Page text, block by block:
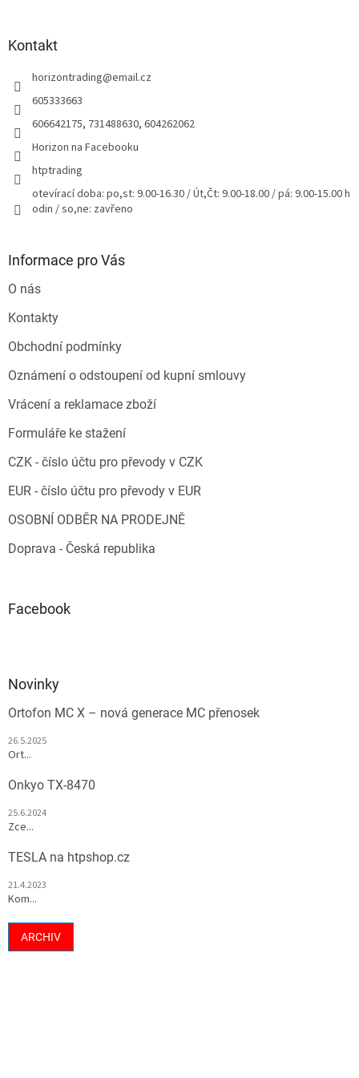
k
p
Kontakt
horizontrading@email.cz
605333663
606642175, 731488630, 604262062
Horizon na Facebooku
htptrading
otevírací doba: po,st: 9.00-16.30 / Út,Čt: 9.00-18.00 / pá: 9.00-15.00 h
odin / so,ne: zavřeno
Informace pro Vás
O nás
Kontakty
Obchodní podmínky
Oznámení o odstoupení od kupní smlouvy
Vrácení a reklamace zboží
Formuláře ke stažení
CZK - číslo účtu pro převody v CZK
EUR - číslo účtu pro převody v EUR
OSOBNÍ ODBĚR NA PRODEJNĚ
Doprava - Česká republika
Facebook
Novinky
Ortofon MC X – nová generace MC přenosek
26.5.2025
Ort...
Onkyo TX-8470
25.6.2024
Zce...
TESLA na htpshop.cz
21.4.2023
Kom...
ARCHIV